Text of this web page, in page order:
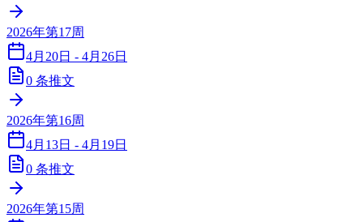
2026年第17周
4月20日 - 4月26日
0 条推文
2026年第16周
4月13日 - 4月19日
0 条推文
2026年第15周